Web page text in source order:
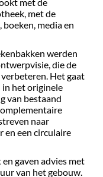
met de
media en
werden
die de
Het gaat
in het originele
van bestaand
naar
en een circulaire
gaven advies met
van het gebouw.